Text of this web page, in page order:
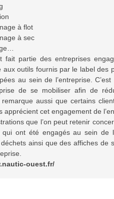
à flot
à sec
fait partie des entreprises
aux outils fournis par le label des
au sein de l’entreprise.
de se mobiliser afin de
aussi que certains
apprécient cet engagement de
que l’on peut retenir
qui ont été engagés au sein de
ainsi que des affiches de
ouest.fr/